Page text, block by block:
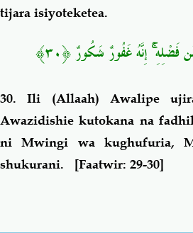
tijara isiyoteketea.
فَضْلِهِ ۚ إِنَّهُ غَفُورٌ شَكُورٌ ﴿٣٠﴾
30.Ili (Allaah) Awalipe
Awazidishie kutokana na
ni Mwingi wa kughufuria,
shukurani.
[Faatwir: 29-30]